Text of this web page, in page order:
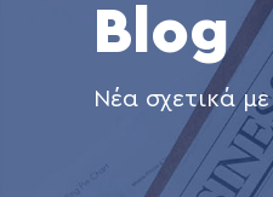
Blog
Νέα σχετικά